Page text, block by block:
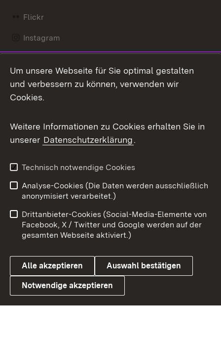
Flickr
Instagram
Mastodon
Messenger
Social Wall
X / Twitter
Youtube
Link zum Landesportal
Benutzungshinweise
Barrierefreiheit
Datenschutz
Cookies
Um unsere Webseite für Sie optimal gestalten
und verbessern zu können, verwenden wir
Cookies.
Weitere Informationen zu Cookies erhalten Sie in
unserer Datenschutzerklärung.
Technisch notwendige Cookies
Analyse-Cookies (Die Daten werden ausschließlich
anonymisiert verarbeitet.)
Drittanbieter-Cookies (Social-Media-Elemente von
Facebook, X / Twitter und Google werden auf der
gesamten Webseite aktiviert.)
Alle akzeptieren Auswahl bestätigen
Notwendige akzeptieren